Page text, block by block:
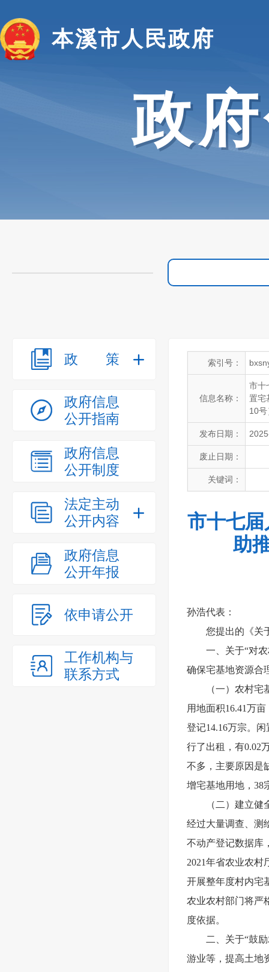
本溪市人民政府
政
政策
政府信息
公开指南
政府信息
公开制度
法定主动
公开内容
政府信息
公开年报
依申请公开
工作机构与
联系方式
索引号：
信息名称：
市十
置宅
10
发布日期：
废止日期：
关键词：
市十七
助
孙浩代表：
您提出的《关
一、关于“对
确保宅基地资源合
（一）农村
用地面积16.41万
登记14.16万宗。
行了出租，有0.02
不多，主要原因是
增宅基地用地，38
（二）建立
经过大量调查、测
不动产登记数据库
2021年省农业农
开展整年度村内宅
农业农村部门将严
度依据。
二、关于“鼓
游业等，提高土地